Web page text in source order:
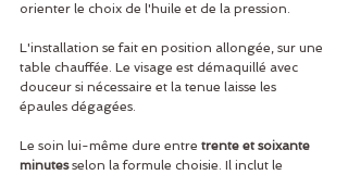
orienter le choix de l'huile et de la pression.
L'installation se fait en position allongée, sur une
table chauffée. Le visage est démaquillé avec
douceur si nécessaire et la tenue laisse les
épaules dégagées.
Le soin lui-même dure entre trente et soixante
minutes selon la formule choisie. Il inclut le